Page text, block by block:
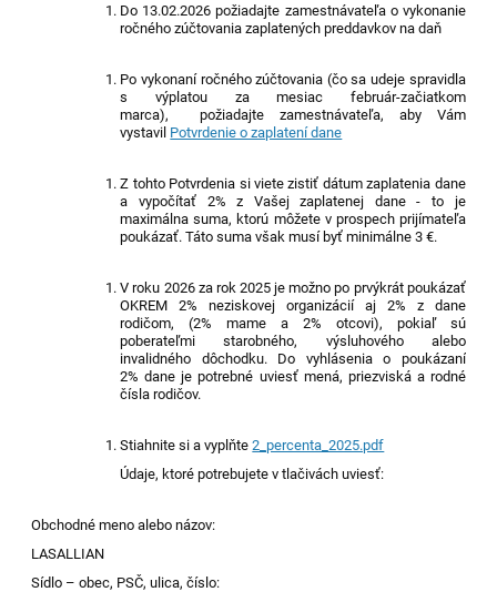
Do 13.02.2026 požiadajte zamestnávateľa o vykonanie
ročného zúčtovania zaplatených preddavkov na daň
Po vykonaní ročného zúčtovania (čo sa udeje spravidla
s výplatou za mesiac február-začiatkom
marca),
požiadajte zamestnávateľa, aby Vám
vystavil Potvrdenie o zaplatení dane
Z tohto Potvrdenia si viete zistiť dátum zaplatenia dane
a vypočítať 2% z Vašej zaplatenej dane - to je
maximálna suma, ktorú môžete v prospech prijímateľa
poukázať. Táto suma však musí byť minimálne 3 €.
V roku 2026 za rok 2025 je možno po prvýkrát poukázať
OKREM 2% neziskovej organizácií aj 2% z dane
rodičom,
(2% mame a 2% otcovi),
pokiaľ sú
poberateľmi starobného, výsluhového alebo
invalidného dôchodku.
Do vyhlásenia o poukázaní
2% dane je potrebné uviesť mená, priezviská a rodné
čísla rodičov.
Stiahnite si a vyplňte 2_percenta_2025.pdf
Údaje, ktoré potrebujete v tlačivách uviesť:
Obchodné meno alebo názov:
LASALLIAN
Sídlo – obec, PSČ, ulica, číslo: